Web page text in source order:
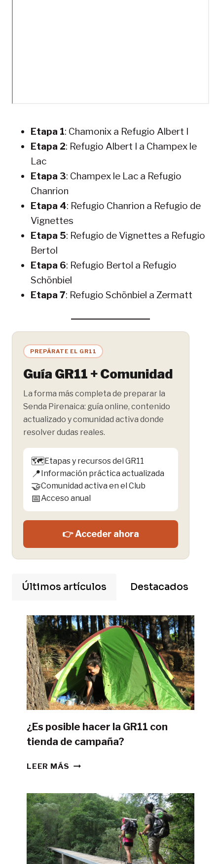
Etapa 1: Chamonix a Refugio Albert I
Etapa 2: Refugio Albert I a Champex le
Lac
Etapa 3: Champex le Lac a Refugio
Chanrion
Etapa 4: Refugio Chanrion a Refugio de
Vignettes
Etapa 5: Refugio de Vignettes a Refugio
Bertol
Etapa 6: Refugio Bertol a Refugio
Schönbiel
Etapa 7: Refugio Schönbiel a Zermatt
PREPÁRATE EL GR11
Guía GR11 + Comunidad
La forma más completa de preparar la
Senda Pirenaica: guía online, contenido
actualizado y comunidad activa donde
resolver dudas reales.
🗺️Etapas y recursos del GR11
📍Información práctica actualizada
🤝Comunidad activa en el Club
📅Acceso anual
👉 Acceder ahora
Últimos artículos Destacados
¿Es posible hacer la GR11 con
tienda de campaña?
LEER MÁS ¿ES
LA
GR11
CON
TIENDA
DE
CAMPAÑA?